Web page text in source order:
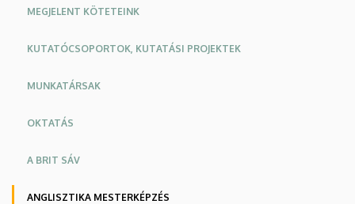
MEGJELENT KÖTETEINK
KUTATÓCSOPORTOK, KUTATÁSI PROJEKTEK
MUNKATÁRSAK
OKTATÁS
A BRIT SÁV
ANGLISZTIKA MESTERKÉPZÉS